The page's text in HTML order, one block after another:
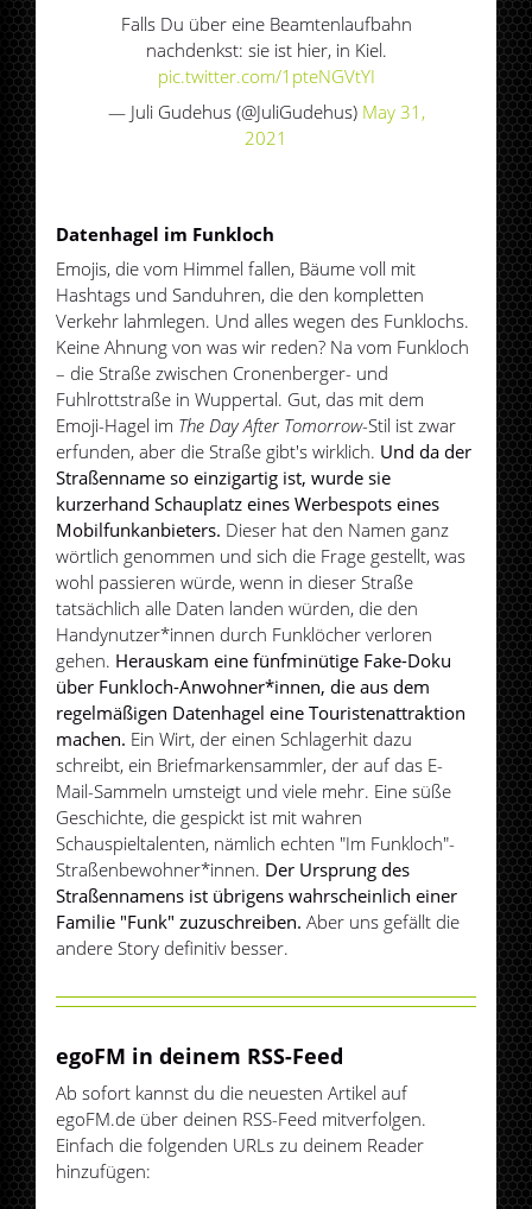
Falls Du über eine Beamtenlaufbahn
nachdenkst: sie ist hier, in Kiel.
pic.twitter.com/1pteNGVtYI
— Juli Gudehus (@JuliGudehus) May 31,
2021
Datenhagel im Funkloch
Emojis, die vom Himmel fallen, Bäume voll mit
Hashtags und Sanduhren, die den kompletten
Verkehr lahmlegen. Und alles wegen des Funklochs.
Keine Ahnung von was wir reden? Na vom Funkloch
– die Straße zwischen Cronenberger- und
Fuhlrottstraße in Wuppertal. Gut, das mit dem
Emoji-Hagel im The Day After Tomorrow-Stil ist zwar
erfunden, aber die Straße gibt's wirklich. Und da der
Straßenname so einzigartig ist, wurde sie
kurzerhand Schauplatz eines Werbespots eines
Mobilfunkanbieters. Dieser hat den Namen ganz
wörtlich genommen und sich die Frage gestellt, was
wohl passieren würde, wenn in dieser Straße
tatsächlich alle Daten landen würden, die den
Handynutzer*innen durch Funklöcher verloren
gehen. Herauskam eine fünfminütige Fake-Doku
über Funkloch-Anwohner*innen, die aus dem
regelmäßigen Datenhagel eine Touristenattraktion
machen. Ein Wirt, der einen Schlagerhit dazu
schreibt, ein Briefmarkensammler, der auf das E-
Mail-Sammeln umsteigt und viele mehr. Eine süße
Geschichte, die gespickt ist mit wahren
Schauspieltalenten, nämlich echten "Im Funkloch"-
Straßenbewohner*innen. Der Ursprung des
Straßennamens ist übrigens wahrscheinlich einer
Familie "Funk" zuzuschreiben. Aber uns gefällt die
andere Story definitiv besser.
egoFM in deinem RSS-Feed
Ab sofort kannst du die neuesten Artikel auf
egoFM.de über deinen RSS-Feed mitverfolgen.
Einfach die folgenden URLs zu deinem Reader
hinzufügen: